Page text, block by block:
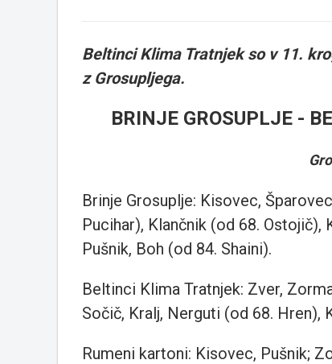
Beltinci Klima Tratnjek so v 11.
z Grosupljega.
BRINJE GROSUPLJE -
Brinje Grosuplje: Kisovec,
Pucihar), Klančnik (od 68. Ostojič),
Pušnik, Boh (od 84. Shaini).
Beltinci Klima Tratnjek: Zver,
Sočič, Kralj, Nerguti (od 68. Hren),
Rumeni kartoni: Kisovec, Pušnik;